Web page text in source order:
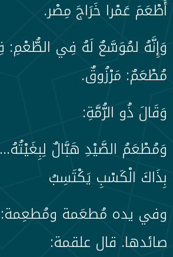
أَطْعَمَ عَمْرا خَرَاجَ مِصْر.
وَإِنَّهُ لمُوَسَّعٌ لَهُ فِي الطُّعْمِ:
مُطْعَمٌ: مَرْزُوقٌ.
وَقَالَ ذُو الرُّمَّةِ:
وَمُطْعَمُ الصَّيْدِ هَبَّالٌ
بِذَاكَ الْكَسْبِ يَكْتَسِبُ
وفي يده مُطعَمة
صائدها. قال علقمة: